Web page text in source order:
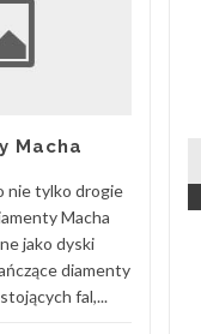
Macha
nie tylko drogie
Macha
jako dyski
diamenty
fal,...